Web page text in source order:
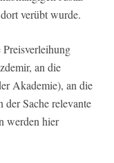
verübt wurde.
an die
Akademie), an die
Sache relevante
werden hier